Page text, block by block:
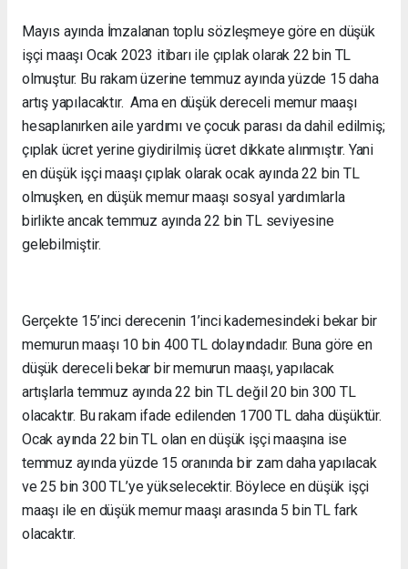
Mayıs ayında İmzalanan toplu sözleşmeye göre en düşük
işçi maaşı Ocak 2023 itibarı ile çıplak olarak 22 bin TL
olmuştur. Bu rakam üzerine temmuz ayında yüzde 15 daha
artış yapılacaktır. Ama en düşük dereceli memur maaşı
hesaplanırken aile yardımı ve çocuk parası da dahil edilmiş;
çıplak ücret yerine giydirilmiş ücret dikkate alınmıştır. Yani
en düşük işçi maaşı çıplak olarak ocak ayında 22 bin TL
olmuşken, en düşük memur maaşı sosyal yardımlarla
birlikte ancak temmuz ayında 22 bin TL seviyesine
gelebilmiştir.
Gerçekte 15’inci derecenin 1’inci kademesindeki bekar bir
memurun maaşı 10 bin 400 TL dolayındadır. Buna göre en
düşük dereceli bekar bir memurun maaşı, yapılacak
artışlarla temmuz ayında 22 bin TL değil 20 bin 300 TL
olacaktır. Bu rakam ifade edilenden 1700 TL daha düşüktür.
Ocak ayında 22 bin TL olan en düşük işçi maaşına ise
temmuz ayında yüzde 15 oranında bir zam daha yapılacak
ve 25 bin 300 TL’ye yükselecektir. Böylece en düşük işçi
maaşı ile en düşük memur maaşı arasında 5 bin TL fark
olacaktır.